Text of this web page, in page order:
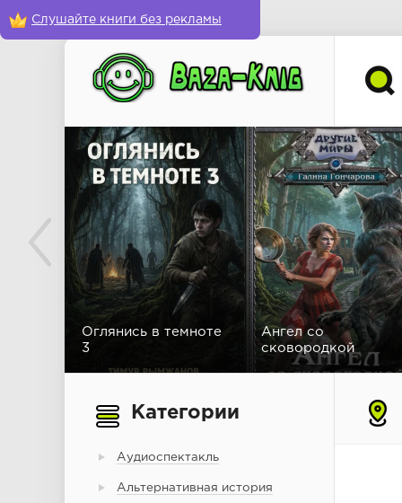
Слушайте книги без рекламы
Оглянись в темноте
3
Ангел со
сковородкой
Категории
Аудиоспектакль
Альтернативная история